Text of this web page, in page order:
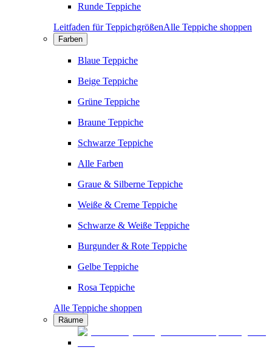
Runde Teppiche
Leitfaden für TeppichgrößenAlle Teppiche shoppen
Farben
Blaue Teppiche
Beige Teppiche
Grüne Teppiche
Braune Teppiche
Schwarze Teppiche
Alle Farben
Graue & Silberne Teppiche
Weiße & Creme Teppiche
Schwarze & Weiße Teppiche
Burgunder & Rote Teppiche
Gelbe Teppiche
Rosa Teppiche
Alle Teppiche shoppen
Räume